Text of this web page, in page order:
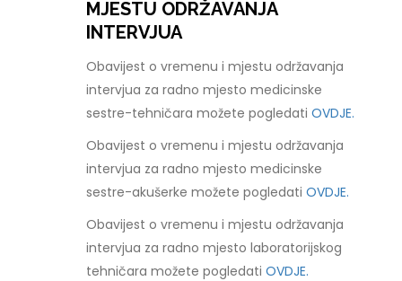
MJESTU ODRŽAVANJA
INTERVJUA
Obavijest o vremenu i mjestu održavanja
intervjua za radno mjesto medicinske
sestre-tehničara možete pogledatiOVDJE.
Obavijest o vremenu i mjestu održavanja
intervjua za radno mjesto medicinske
sestre-akušerke možete pogledatiOVDJE.
Obavijest o vremenu i mjestu održavanja
intervjua za radno mjesto laboratorijskog
tehničara možete pogledatiOVDJE.